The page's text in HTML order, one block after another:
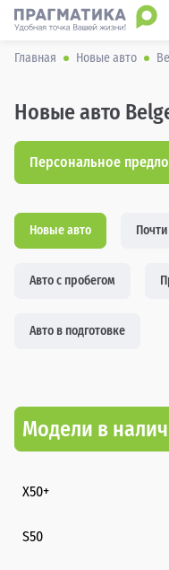
Главная Новые авто
Новые авто
Персональное
Новые авто
Авто с пробегом
Авто в подготовке
Модели в
X50+
S50